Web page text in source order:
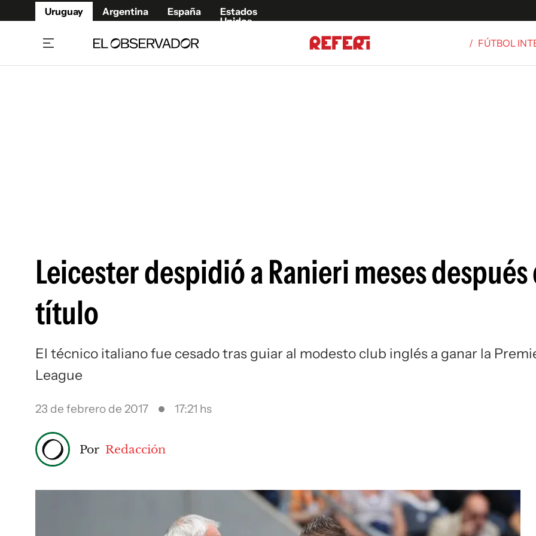
Uruguay Argentina España
Estados
Unidos
/ FÚTBOL
Leicester despidió a Ranieri meses después
título
El técnico italiano fue cesado tras guiar al modesto club inglés a ganar la
League
23 de febrero de 2017 17:21 hs
Por Redacción